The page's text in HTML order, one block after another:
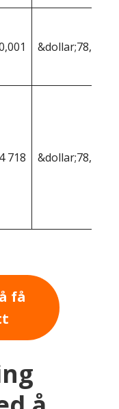
&dollar;78,106
718 &dollar;78,106
få